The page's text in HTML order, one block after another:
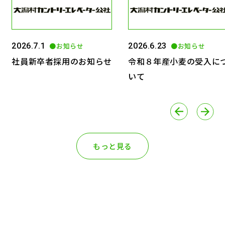
2026.7.1 ●お知らせ
社員新卒者採用のお知らせ
2026.6.23 ●お知らせ
令和８年産小麦の受入に
いて
もっと見る